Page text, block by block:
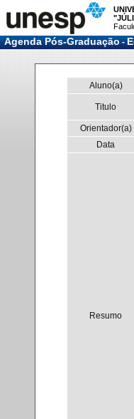
Agenda Pós-Graduação-
Aluno(a)
Titulo
Orientador(a)
Data
Resumo